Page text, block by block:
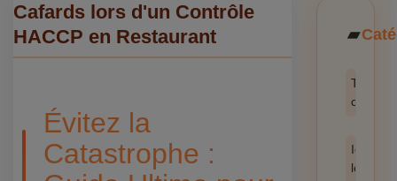
Cafards lors d'un Contrôle
HACCP en Restaurant
Évitez la
Catastrophe :
Toutes
les